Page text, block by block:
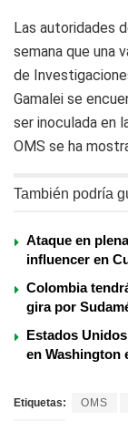
Las autoridades
semana que una
de
Gamalei se
ser inoculada en
OMS se ha
También podría
Ataque en
influencer en
Colombia
gira por
Estados
en Washington
Etiquetas: OMS